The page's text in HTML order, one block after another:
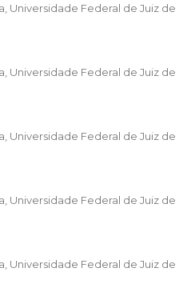
Universidade Federal de Juiz de
Universidade Federal de Juiz de
Universidade Federal de Juiz de
Universidade Federal de Juiz de
Universidade Federal de Juiz de